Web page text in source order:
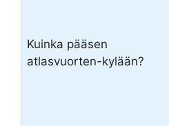
Kuinka pääsen
atlasvuorten-kylään?